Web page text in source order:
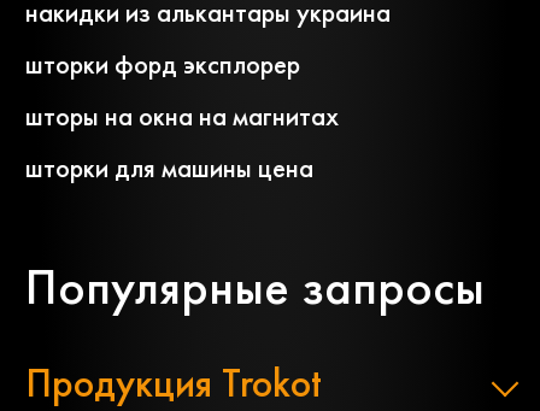
Популярные запросы
Продукция Trokot
накидки из алькантары украина
шторки форд эксплорер
шторы на окна на магнитах
шторки для машины цена